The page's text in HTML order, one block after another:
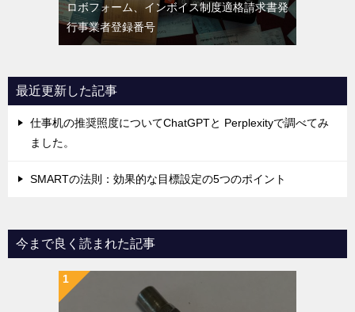
ロボフォーム、インボイス制度適格請求書発
行事業者登録番号
最近更新した記事
仕事机の推奨照度についてChatGPTと Perplexityで調べてみ
ました。
SMARTの法則：効果的な目標設定の5つのポイント
今まで良く読まれた記事